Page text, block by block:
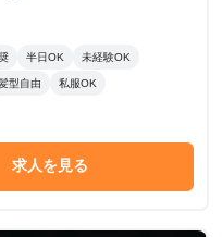
半日OK 未経験OK
型自由 私服OK
求人を見る